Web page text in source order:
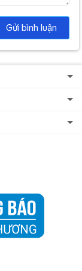
và bảo hành dài
hãy tìm hiểu về
thanh
Gửi bình luận